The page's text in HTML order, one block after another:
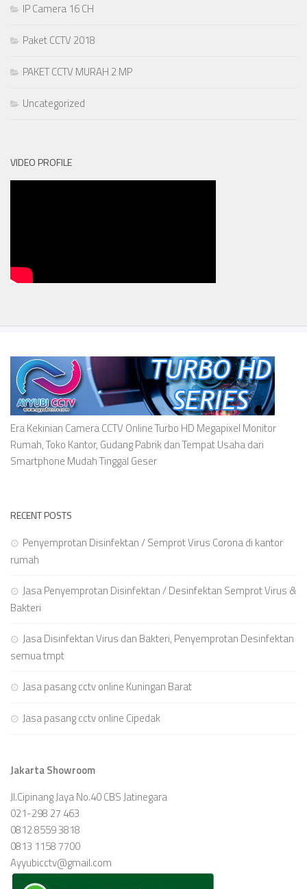
IP Camera 16 CH
Paket CCTV 2018
PAKET CCTV MURAH 2 MP
Uncategorized
VIDEO PROFILE
Era Kekinian Camera CCTV Online Turbo HD Megapixel Monitor
Rumah, Toko Kantor, Gudang Pabrik dan Tempat Usaha dari
Smartphone Mudah Tinggal Geser
RECENT POSTS
Penyemprotan Disinfektan / Semprot Virus Corona di kantor
rumah
Jasa Penyemprotan Disinfektan / Desinfektan Semprot Virus &
Bakteri
Jasa Disinfektan Virus dan Bakteri, Penyemprotan Desinfektan
semua tmpt
Jasa pasang cctv online Kuningan Barat
Jasa pasang cctv online Cipedak
Jakarta Showroom
Jl.Cipinang Jaya No.40 CBS Jatinegara
021-298 27 463
0812 8559 3818
0813 1158 7700
Ayyubicctv@gmail.com